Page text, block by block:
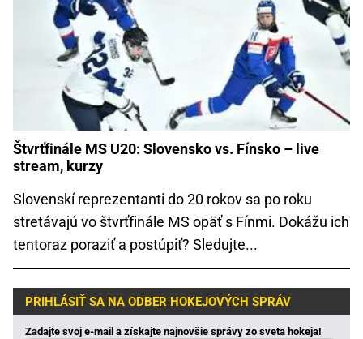
Štvrťfinále MS U20: Slovensko vs. Fínsko – live
stream, kurzy
Slovenskí reprezentanti do 20 rokov sa po roku
stretávajú vo štvrťfinále MS opäť s Fínmi. Dokážu ich
tentoraz poraziť a postúpiť? Sledujte...
PRIHLÁSIŤ SA NA ODBER HOKEJOVÝCH SPRÁV
Zadajte svoj e-mail a získajte najnovšie správy zo sveta hokeja!